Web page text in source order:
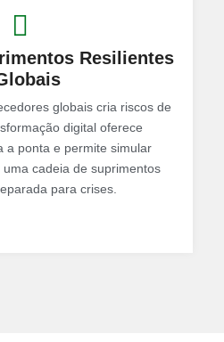
Resilientes
globais cria riscos de
digital oferece
a ponta e permite simular
cadeia de suprimentos
para crises.